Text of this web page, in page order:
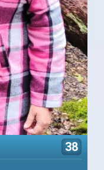
38